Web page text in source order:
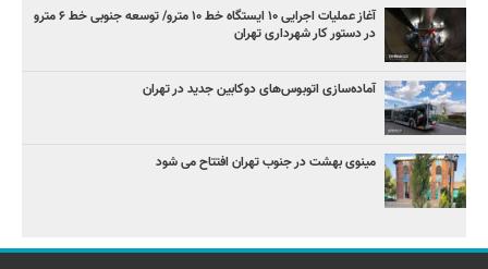
آغاز عملیات اجرایی ۱۰ ایستگاه خط ۱۰ مترو/ توسعه جنوبی خط ۶ مترو
در دستور کار شهرداری تهران
آماده‌سازی اتوبوس‌های دوکابین جدید در تهران
مینوی بهشت در جنوب تهران افتتاح می شود